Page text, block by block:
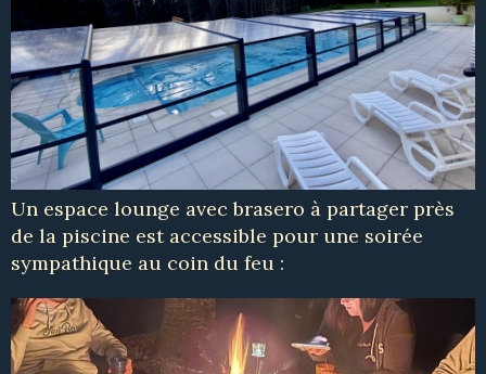
Un espace lounge avec brasero à partager près
de la piscine est accessible pour une soirée
sympathique au coin du feu :